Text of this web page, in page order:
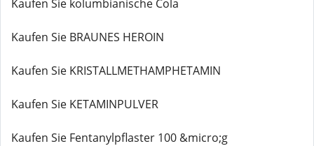
Kaufen Sie kolumbianische Cola
Kaufen Sie BRAUNES HEROIN
Kaufen Sie KRISTALLMETHAMPHETAMIN
Kaufen Sie KETAMINPULVER
Kaufen Sie Fentanylpflaster 100 &micro;g